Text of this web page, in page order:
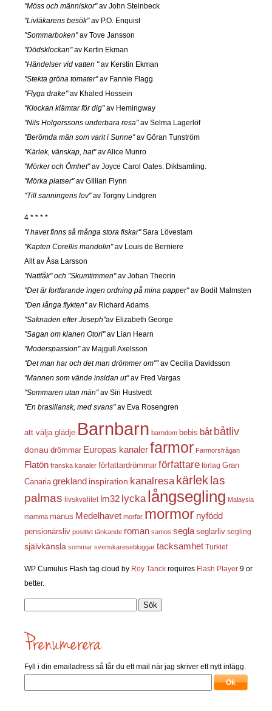
"Möss och människor"av John Steinbeck
"Livläkarens besök"av P.O. Enquist
"Sommarboken"av Tove Jansson
"Dödsklockan"av Kertin Ekman
"Händelser vid vatten "av Kerstin Ekman
"Stekta gröna tomater"av Fannie Flagg
"Flyga drake"av Khaled Hossein
"Klockan klämtar för dig"av Hemingway
"Nils Holgerssons underbara resa"av Selma Lagerlöf
"Berömda män som varit i Sunne"av Göran Tunström
"Kärlek, vänskap, hat"av Alice Munro
"Mörker och Ömhet"av Joyce Carol Oates. Diktsamling.
"Mörka platser"av GIllian Flynn
"Till sanningens lov"av Torgny Lindgren
4 * * * *
"I havet finns så många stora fiskar"Sara Lövestam
"Kapten Corellis mandolin"av Louis de Berniere
Allt av Åsa Larsson
"Nattfåk" och "Skumtimmen"av Johan Theorin
"Det är fortfarande ingen ordning på mina papper"av Bodil Malmsten
"Den långa flykten"av Richard Adams
"Saknaden efter Joseph"av Elizabeth George
"Sagan om klanen Otori"av Lian Hearn
"Moderspassion"av Majgull Axelsson
"Det man har och det man drömmer om""av Cecilia Davidsson
"Mannen som vände insidan ut"av Fred Vargas
"Sommaren utan män"av Siri Hustvedt
"En brasiliansk, med svans"av Eva Rosengren
att välja glädje Barnbarn barndom bebis båt båtliv
donau drömmar Europas kanalerfarmor Farmorsfrågan
Flatön franska kanaler författardrömmar författare förlag Gran
Canaria grekland inspiration kanalresa kärleklas
palmas livskvalitet lm32 lycka långsegling Malaysia
mamma manus Medelhavet morfar mormor nyfödd
pensionärsliv positivt tänkande roman samos segla seglarliv segling
självkänsla sommar svenskaresebloggar tacksamhet Turkiet
WP Cumulus Flash tag cloud by Roy Tanck requires Flash Player 9 or
better.
Fyll i din emailadress så får du ett mail när jag skriver ett nytt inlägg.